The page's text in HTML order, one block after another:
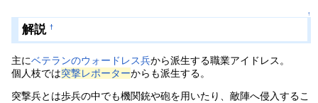
↑
解説 †
主にベテランのウォードレス兵から派生する職業アイドレス。
個人枝では突撃レポーターからも派生する。
突撃兵とは歩兵の中でも機関銃や砲を用いたり、敵陣へ侵入するこ